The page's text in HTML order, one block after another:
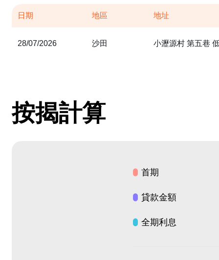
日期 地區 地址
28/07/2026 沙田 小瀝源村 第五巷
按揭計算
首期
貸款金額
全期利息